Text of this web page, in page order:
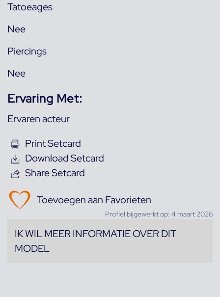
Tatoeages
Nee
Piercings
Nee
Ervaring Met:
Ervaren acteur
Print Setcard
Download Setcard
Share Setcard
Toevoegen aan Favorieten
Profiel bijgewerkt op: 4 maart 2026
IK WIL MEER INFORMATIE OVER DIT
MODEL